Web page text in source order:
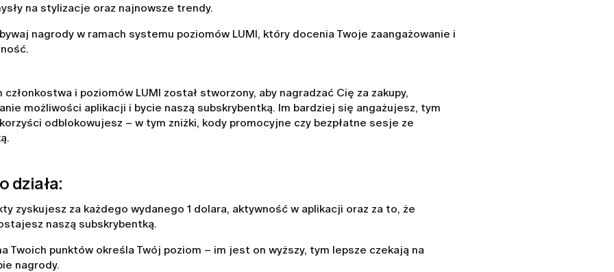
na stylizacje oraz najnowsze trendy.
nagrody w ramach systemu poziomów LUMI, który docenia Twoje zaangażowanie i
członkostwa i poziomów LUMI został stworzony, aby nagradzać Cię za zakupy,
możliwości aplikacji i bycie naszą subskrybentką. Im bardziej się angażujesz, tym
odblokowujesz – w tym zniżki, kody promocyjne czy bezpłatne sesje ze
działa:
zyskujesz za każdego wydanego 1 dolara, aktywność w aplikacji oraz za to, że
naszą subskrybentką.
Twoich punktów określa Twój poziom – im jest on wyższy, tym lepsze czekają na
nagrody.